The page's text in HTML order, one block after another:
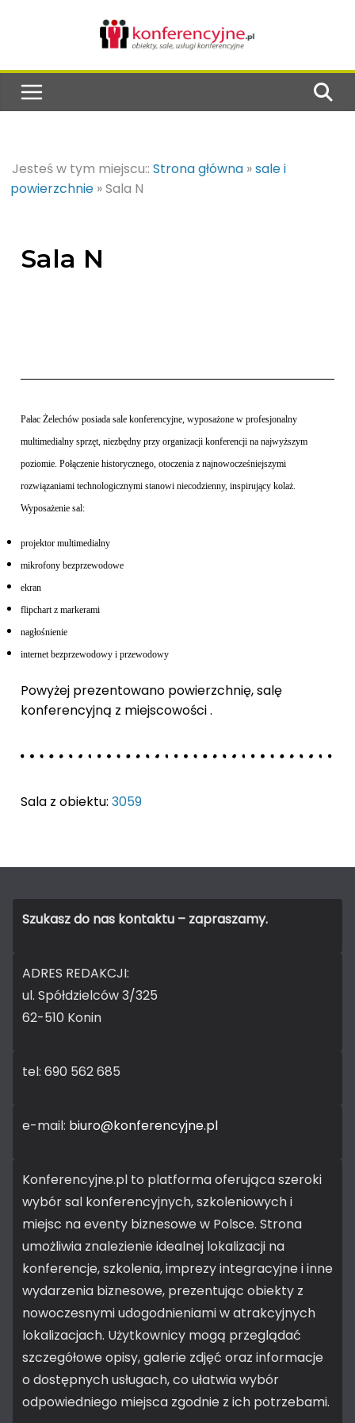
Jesteś w tym miejscu:: Strona główna »sale i
powierzchnie »Sala N
Sala N
Pałac Żelechów posiada sale konferencyjne, wyposażone w profesjonalny
multimedialny sprzęt, niezbędny przy organizacji konferencji na najwyższym
poziomie. Połączenie historycznego, otoczenia z najnowocześniejszymi
rozwiązaniami technologicznymi stanowi niecodzienny, inspirujący kolaż.
Wyposażenie sal:
projektor multimedialny
mikrofony bezprzewodowe
ekran
flipchart z markerami
nagłośnienie
internet bezprzewodowy i przewodowy
Powyżej prezentowano powierzchnię, salę
konferencyjną z miejscowości .
Sala z obiektu: 3059
Szukasz do nas kontaktu – zapraszamy.
ADRES REDAKCJI:
ul. Spółdzielców 3/325
62-510 Konin
tel: 690 562 685
e-mail: biuro@konferencyjne.pl
Konferencyjne.pl to platforma oferująca szeroki
wybór sal konferencyjnych, szkoleniowych i
miejsc na eventy biznesowe w Polsce. Strona
umożliwia znalezienie idealnej lokalizacji na
konferencje, szkolenia, imprezy integracyjne i inne
wydarzenia biznesowe, prezentując obiekty z
nowoczesnymi udogodnieniami w atrakcyjnych
lokalizacjach. Użytkownicy mogą przeglądać
szczegółowe opisy, galerie zdjęć oraz informacje
o dostępnych usługach, co ułatwia wybór
odpowiedniego miejsca zgodnie z ich potrzebami.